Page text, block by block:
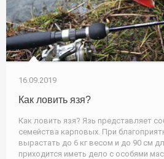
16.09.2019
Как ловить язя?
Как ловить язя? Язь представляет
семейства карповых. При
вырастать до 6 кг весом и до 90 см
приходится иметь дело с особями